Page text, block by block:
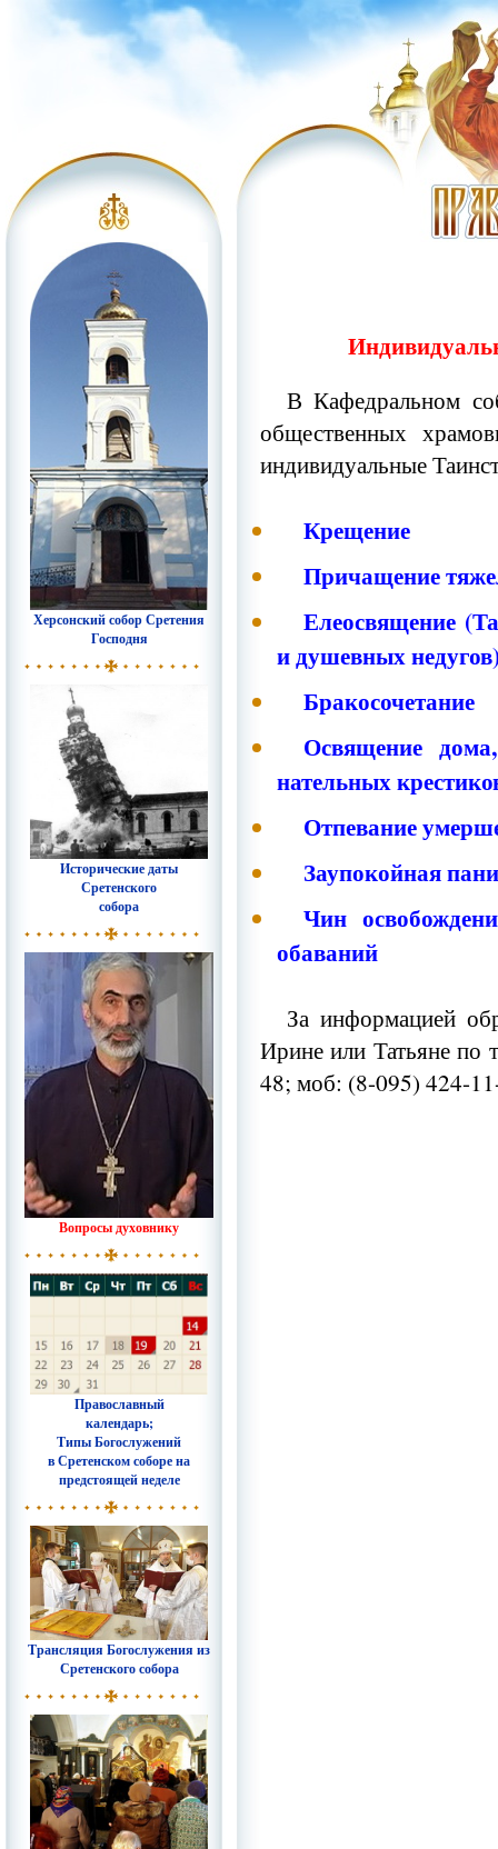
Херсонский собор Сретения
Господня
Исторические даты
Сретенского
собора
Вопросы духовнику
Православный
календарь;
Типы Богослужений
в Сретенском соборе на
предстоящей неделе
Трансляция Богослужения из
Сретенского собора
В Кафедральном
общественных
индивидуальные
Крещение
Причащение
Елеосвящение
и душевных
Бракосочетание
Освящение
нательных
Отпевание
Заупокойная
Чин
обаваний
За информацией
Ирине или Татьяне по
48; моб: (8-095) 424-